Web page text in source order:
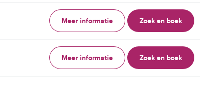
Meer informatie Zoek en boek
Meer informatie Zoek en boek